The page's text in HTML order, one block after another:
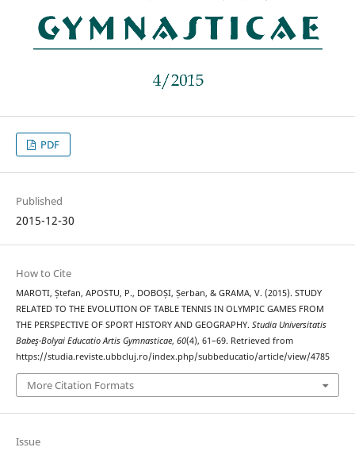
PDF
Published
2015-12-30
How to Cite
MAROTI, Ștefan, APOSTU, P., DOBOȘI, Șerban, & GRAMA, V. (2015). STUDY
RELATED TO THE EVOLUTION OF TABLE TENNIS IN OLYMPIC GAMES FROM
THE PERSPECTIVE OF SPORT HISTORY AND GEOGRAPHY. Studia Universitatis
Babeş-Bolyai Educatio Artis Gymnasticae, 60(4), 61–69. Retrieved from
https://studia.reviste.ubbcluj.ro/index.php/subbeducatio/article/view/4785
More Citation Formats
Issue